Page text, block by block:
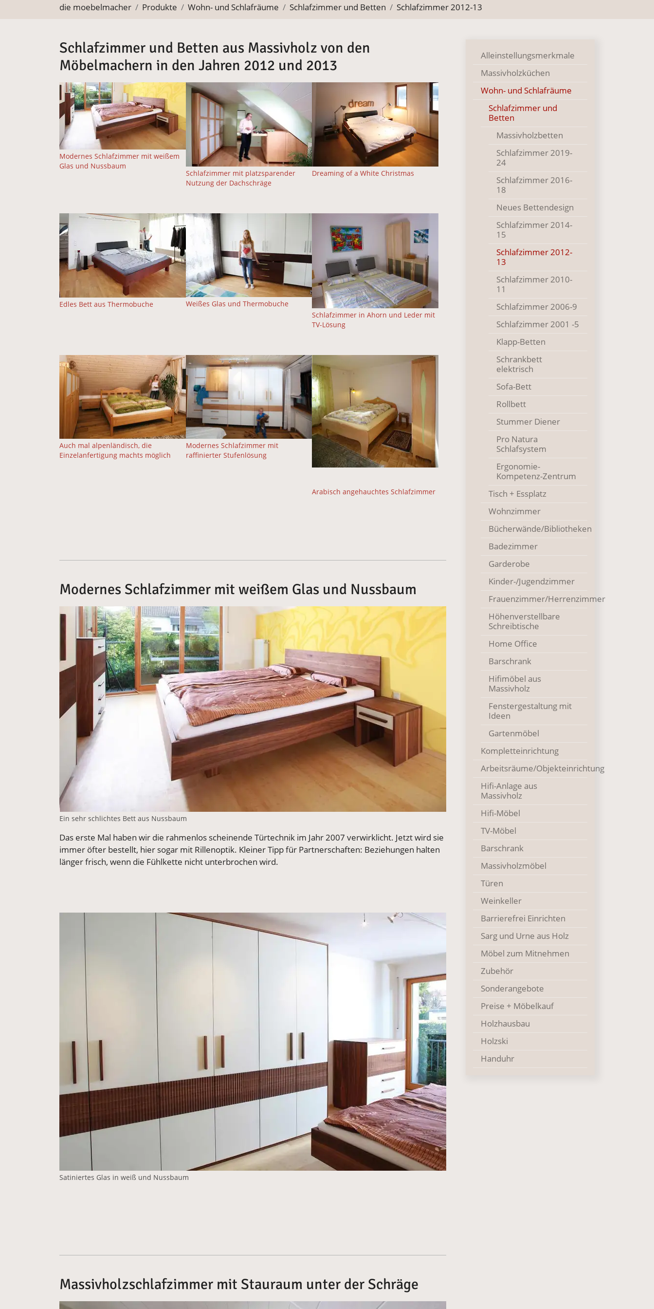
die moebelmacher Produkte Wohn- und Schlafräume Schlafzimmer und Betten Schlafzimmer 2012-13
Alleinstellungsmerkmale
Massivholzküchen
Wohn- und Schlafräume
Schlafzimmer und
Betten
Massivholzbetten
Schlafzimmer 2019-
24
Schlafzimmer 2016-
18
Neues Bettendesign
Schlafzimmer 2014-
15
Schlafzimmer 2012-
13
Schlafzimmer 2010-
11
Schlafzimmer 2006-9
Schlafzimmer 2001 -5
Klapp-Betten
Schrankbett
elektrisch
Sofa-Bett
Rollbett
Stummer Diener
Pro Natura
Schlafsystem
Ergonomie-
Kompetenz-Zentrum
Tisch + Essplatz
Wohnzimmer
Bücherwände/Bibliotheken
Badezimmer
Garderobe
Kinder-/Jugendzimmer
Frauenzimmer/Herrenzimmer
Höhenverstellbare
Schreibtische
Home Office
Barschrank
Hifimöbel aus
Massivholz
Fenstergestaltung mit
Ideen
Gartenmöbel
Kompletteinrichtung
Arbeitsräume/Objekteinrichtung
Hifi-Anlage aus
Massivholz
Hifi-Möbel
TV-Möbel
Barschrank
Massivholzmöbel
Türen
Weinkeller
Barrierefrei Einrichten
Sarg und Urne aus Holz
Möbel zum Mitnehmen
Zubehör
Sonderangebote
Preise + Möbelkauf
Holzhausbau
Holzski
Handuhr
Schlafzimmer und Betten aus Massivholz von den
Möbelmachern in den Jahren 2012 und 2013
Modernes Schlafzimmer mit weißem
Glas und Nussbaum
Schlafzimmer mit platzsparender
Nutzung der Dachschräge
Dreaming of a White Christmas
Edles Bett aus Thermobuche
Weißes Glas und Thermobuche
Schlafzimmer in Ahorn und Leder mit
TV-Lösung
Auch mal alpenländisch, die
Einzelanfertigung machts möglich
Modernes Schlafzimmer mit
raffinierter Stufenlösung
Arabisch angehauchtes Schlafzimmer
Modernes Schlafzimmer mit weißem Glas und Nussbaum
Vergrößerte Version anzeigen
Ein sehr schlichtes Bett aus Nussbaum
Das erste Mal haben wir die rahmenlos scheinende Türtechnik im Jahr 2007 verwirklicht. Jetzt wird sie
immer öfter bestellt, hier sogar mit Rillenoptik. Kleiner Tipp für Partnerschaften: Beziehungen halten
länger frisch, wenn die Fühlkette nicht unterbrochen wird.
Vergrößerte Version anzeigen
Satiniertes Glas in weiß und Nussbaum
Massivholzschlafzimmer mit Stauraum unter der Schräge